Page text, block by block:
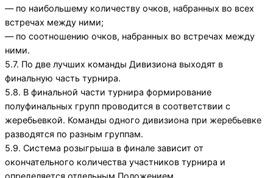
— по наибольшему количеству очков, набранных во всех
встречах между ними;
— по соотношению очков, набранных во встречах между
ними.
5.7. По две лучших команды Дивизиона выходят в
финальную часть турнира.
5.8. В финальной части турнира формирование
полуфинальных групп проводится в соответствии с
жеребьевкой. Команды одного дивизиона при жеребьевке
разводятся по разным группам.
5.9. Система розыгрыша в финале зависит от
окончательного количества участников турнира и
определяется отдельным Положением.